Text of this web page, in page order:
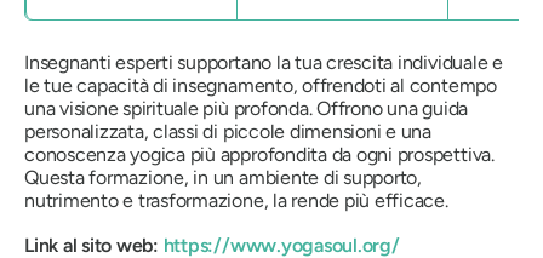
Insegnanti esperti supportano la tua crescita individuale e
le tue capacità di insegnamento, offrendoti al contempo
una visione spirituale più profonda. Offrono una guida
personalizzata, classi di piccole dimensioni e una
conoscenza yogica più approfondita da ogni prospettiva.
Questa formazione, in un ambiente di supporto,
nutrimento e trasformazione, la rende più efficace.
Link al sito web: https://www.yogasoul.org/